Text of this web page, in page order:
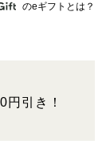
のeギフトとは？
引き！